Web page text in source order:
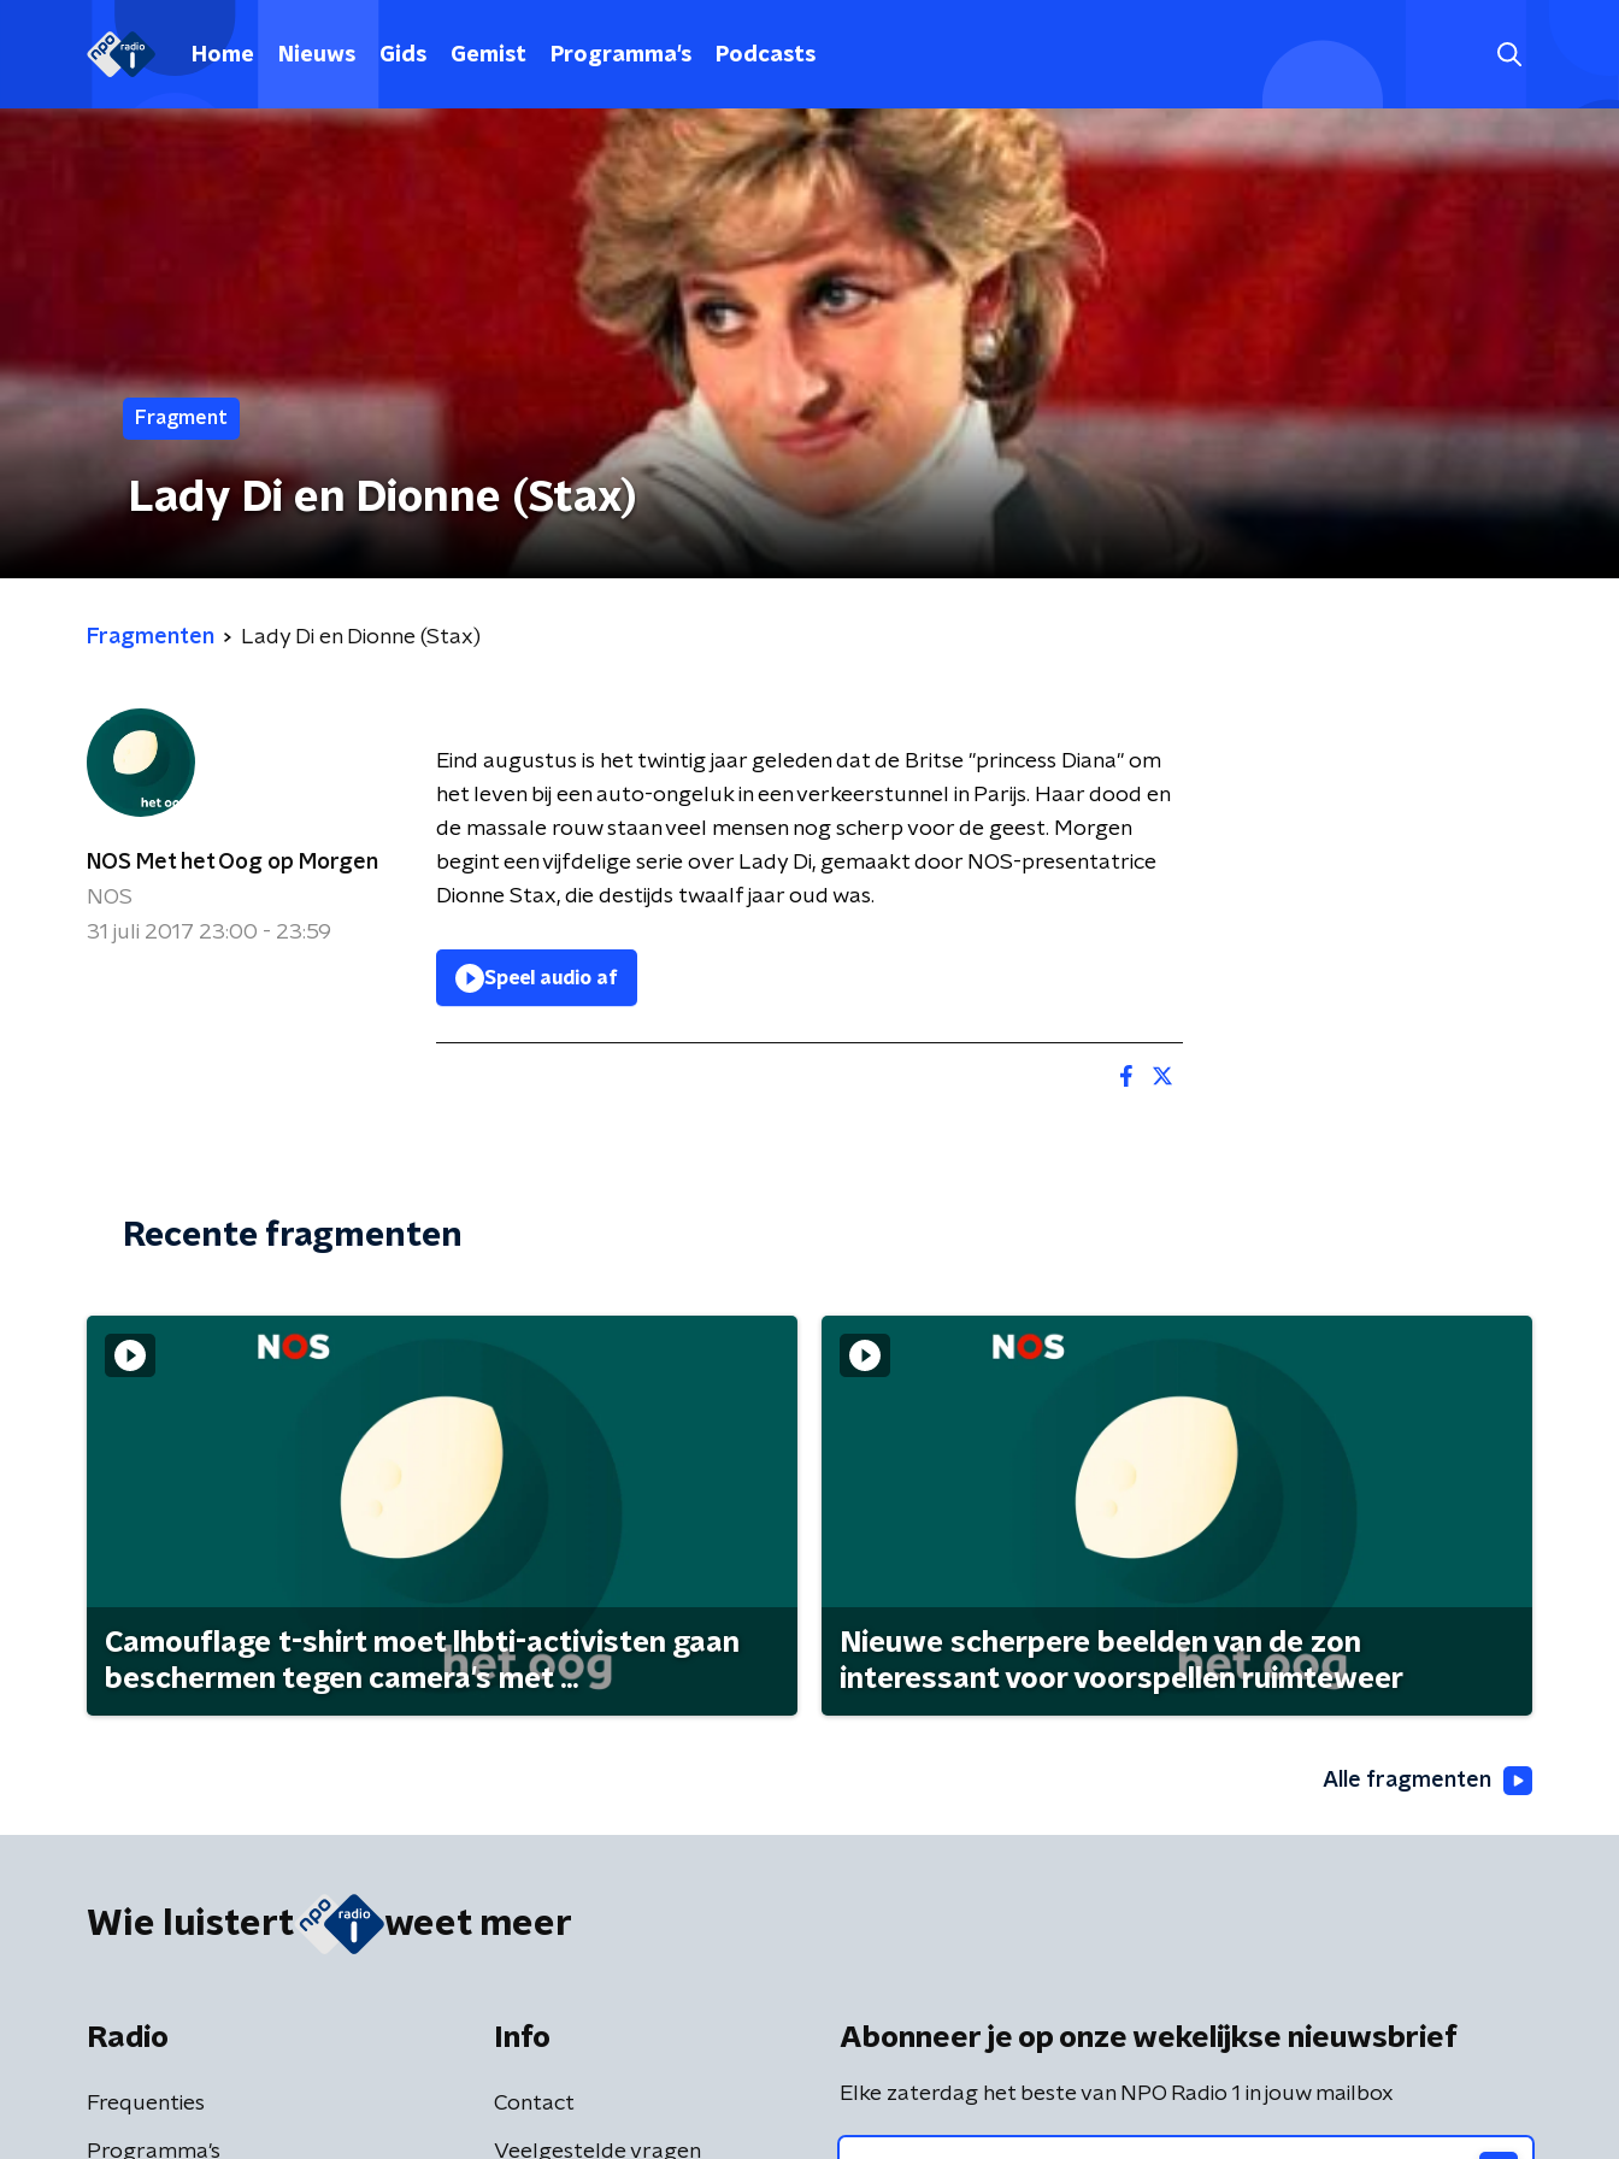
Home Nieuws Gids Gemist Programma's Podcasts
Fragment
Lady Di en Dionne (Stax)
Fragmenten Lady Di en Dionne (Stax)
NOS Met het Oog op Morgen
NOS
31 juli 2017 23:00 - 23:59
Eind augustus is het twintig jaar geleden dat de Britse "princess Diana" om
het leven bij een auto-ongeluk in een verkeerstunnel in Parijs. Haar dood en
de massale rouw staan veel mensen nog scherp voor de geest. Morgen
begint een vijfdelige serie over Lady Di, gemaakt door NOS-presentatrice
Dionne Stax, die destijds twaalf jaar oud was.
Speel audio af
Recente fragmenten
Camouflage t-shirt moet lhbti-activisten gaan
beschermen tegen camera's met ...
Nieuwe scherpere beelden van de zon
interessant voor voorspellen ruimteweer
Alle fragmenten
Wie luistert weet meer
Radio
Frequenties
Programma's
Info
Contact
Veelgestelde vragen
Abonneer je op onze wekelijkse nieuwsbrief
Elke zaterdag het beste van NPO Radio 1 in jouw mailbox